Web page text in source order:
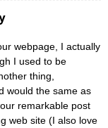
webpage, I actually
I used to be
thing,
would the same as
remarkable post
web site (I also love